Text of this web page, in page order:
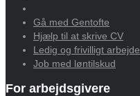
Gå med Gentofte
Hjælp til at skrive CV
Ledig og frivilligt arbejde
Job med løntilskud
For arbejdsgivere